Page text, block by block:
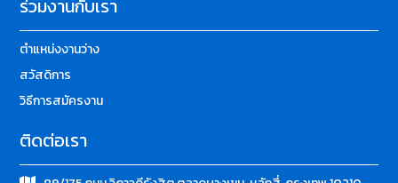
ร่วมงานกับเรา
ตำแหน่งงานว่าง
สวัสดิการ
วิธีการสมัครงาน
ติดต่อเรา